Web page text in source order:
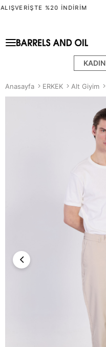
%20 İNDIRIM
KADIN
Anasayfa ERKEK Alt Giyim